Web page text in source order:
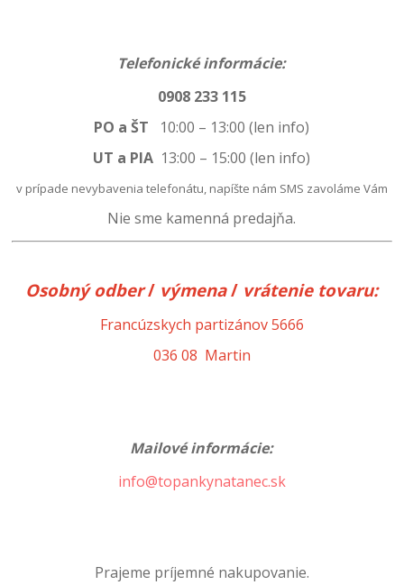
Telefonické informácie:
0908 233 115
PO a ŠT 10:00 – 13:00 (len info)
UT a PIA 13:00 – 15:00 (len info)
v prípade nevybavenia telefonátu, napíšte nám SMS zavoláme Vám
Nie sme kamenná predajňa.
Osobný odber/ výmena/ vrátenie tovaru:
Francúzskych partizánov 5666
036 08 Martin
Mailové informácie:
info@topankynatanec.sk
Prajeme príjemné nakupovanie.